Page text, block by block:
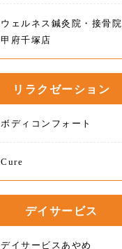
ウェルネス鍼灸院・接骨院
甲府千塚店
リラクゼーション
ボディコンフォート
Cure
デイサービス
デイサービスあやめ